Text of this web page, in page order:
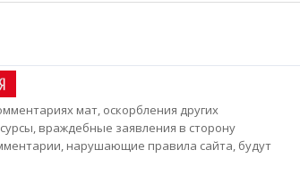
мат, оскорбления других
враждебные заявления в сторону
нарушающие правила сайта, будут